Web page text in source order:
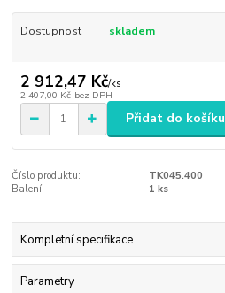
Dostupnost skladem
2 912,47 Kč/ks
2 407,00 Kč bez DPH
Přidat do košíku
Číslo produktu:
TK045.400
Balení:
1 ks
Kompletní specifikace
Parametry